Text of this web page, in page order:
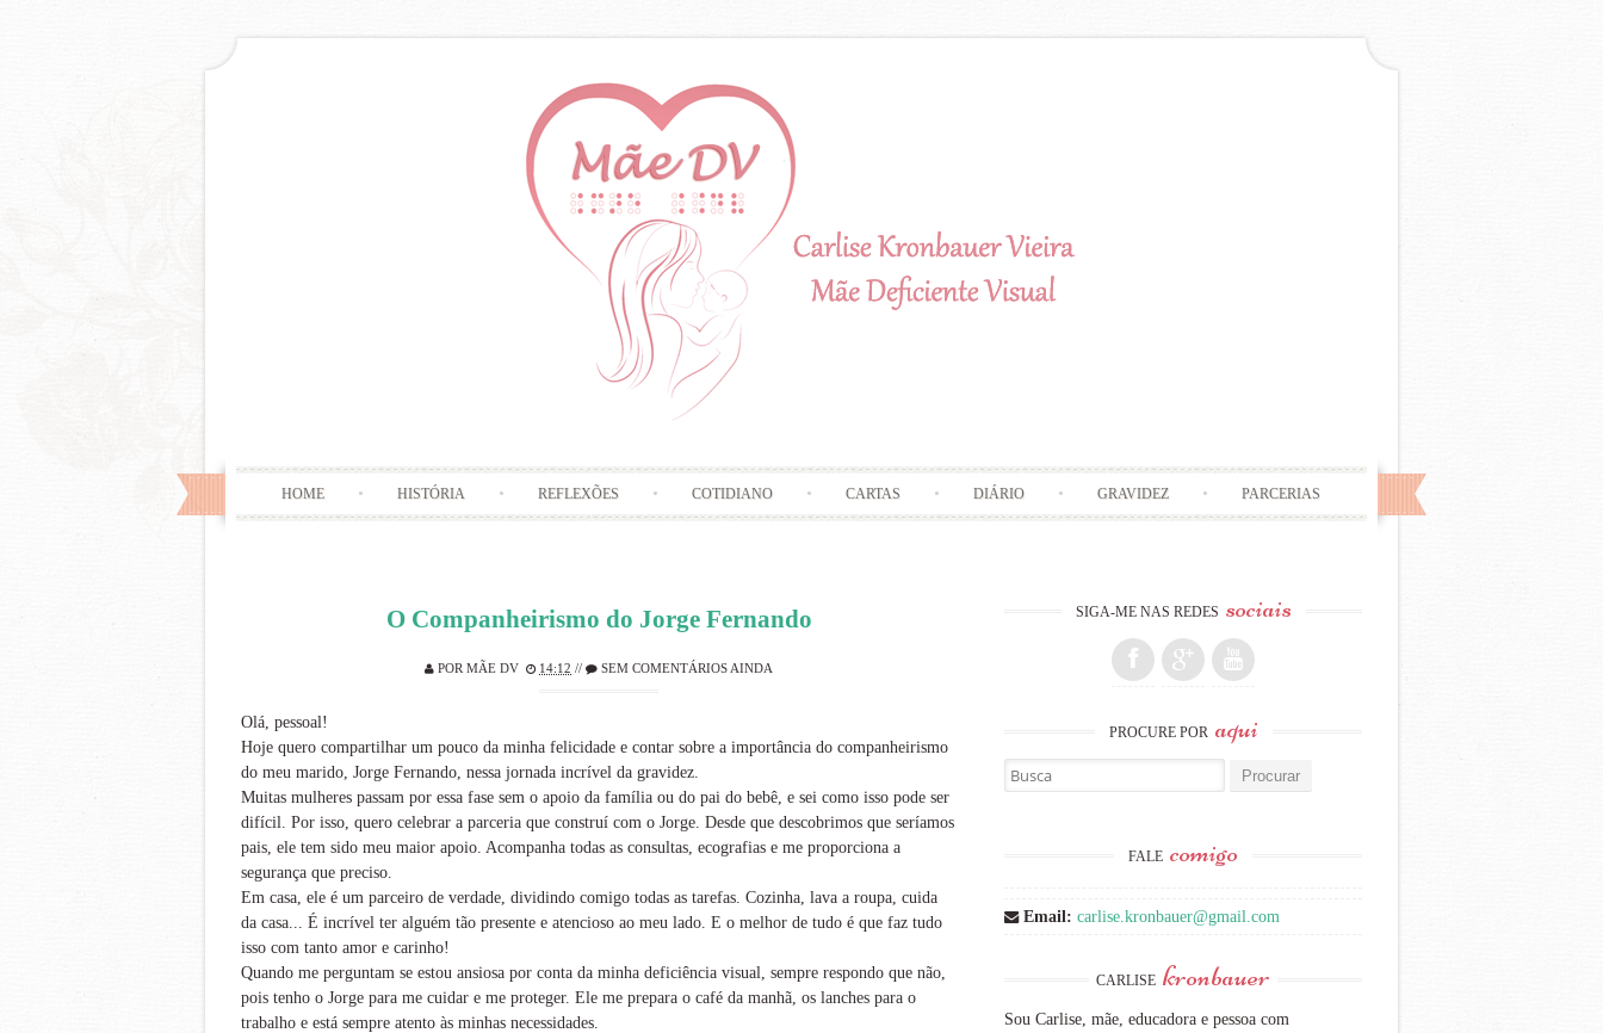
HOME HISTÓRIA REFLEXÕES COTIDIANO CARTAS DIÁRIO GRAVIDEZ PARCERIAS
O Companheirismo do Jorge Fernando
POR MÃE DV 14:12 // SEM COMENTÁRIOS AINDA
Olá, pessoal!
Hoje quero compartilhar um pouco da minha felicidade e contar sobre a importância do companheirismo
do meu marido, Jorge Fernando, nessa jornada incrível da gravidez.
Muitas mulheres passam por essa fase sem o apoio da família ou do pai do bebê, e sei como isso pode ser
difícil. Por isso, quero celebrar a parceria que construí com o Jorge. Desde que descobrimos que seríamos
pais, ele tem sido meu maior apoio. Acompanha todas as consultas, ecografias e me proporciona a
segurança que preciso.
Em casa, ele é um parceiro de verdade, dividindo comigo todas as tarefas. Cozinha, lava a roupa, cuida
da casa... É incrível ter alguém tão presente e atencioso ao meu lado. E o melhor de tudo é que faz tudo
isso com tanto amor e carinho!
Quando me perguntam se estou ansiosa por conta da minha deficiência visual, sempre respondo que não,
pois tenho o Jorge para me cuidar e me proteger. Ele me prepara o café da manhã, os lanches para o
trabalho e está sempre atento às minhas necessidades.
SIGA-ME NAS REDES sociais
PROCURE POR aqui
Busca por:
FALE comigo
Email: carlise.kronbauer@gmail.com
CARLISE kronbauer
Sou Carlise, mãe, educadora e pessoa com